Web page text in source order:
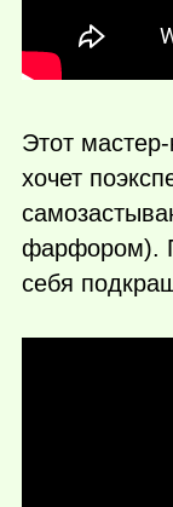
Этот
хочет
фарфором).
себя